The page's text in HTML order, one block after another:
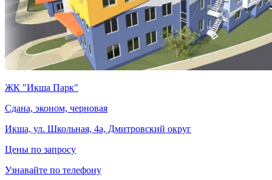
ЖК "Икша Парк"
Сдана, эконом, черновая
Икша, ул. Школьная, 4а, Дмитровский округ
Цены по запросу
Узнавайте по телефону